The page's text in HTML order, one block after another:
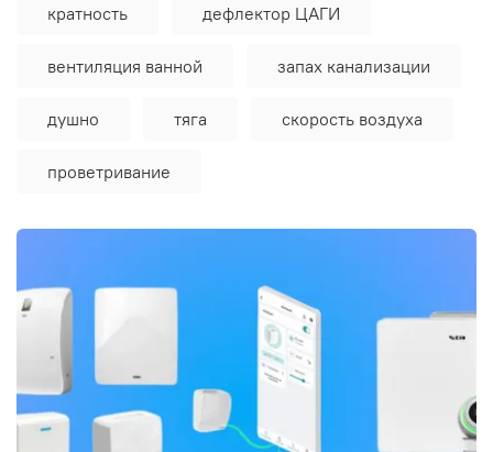
кратность дефлектор ЦАГИ
вентиляция ванной запах канализации
душно тяга скорость воздуха
проветривание